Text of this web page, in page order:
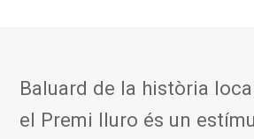
Baluard de la història
el Premi Iluro és un